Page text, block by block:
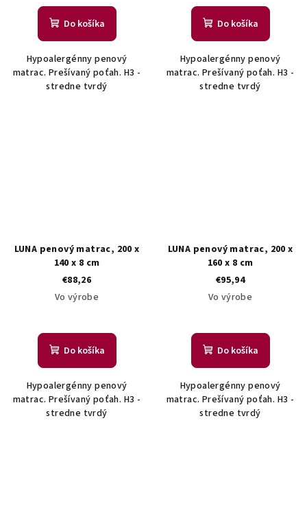
Do košíka
Hypoalergénny penový
matrac. Prešívaný poťah. H3 -
stredne tvrdý
Do košíka
Hypoalergénny penový
matrac. Prešívaný poťah. H3 -
stredne tvrdý
LUNA penový matrac, 200 x
140 x 8 cm
€88,26
Vo výrobe
Do košíka
Hypoalergénny penový
matrac. Prešívaný poťah. H3 -
stredne tvrdý
LUNA penový matrac, 200 x
160 x 8 cm
€95,94
Vo výrobe
Do košíka
Hypoalergénny penový
matrac. Prešívaný poťah. H3 -
stredne tvrdý